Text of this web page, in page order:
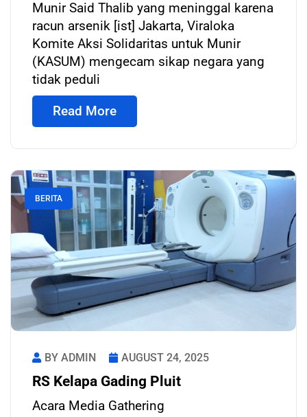
Munir Said Thalib yang meninggal karena
racun arsenik [ist] Jakarta, Viraloka
Komite Aksi Solidaritas untuk Munir
(KASUM) mengecam sikap negara yang
tidak peduli
Read More
BERITA
BY ADMIN AUGUST 24, 2025
RS Kelapa Gading Pluit
Acara Media Gathering